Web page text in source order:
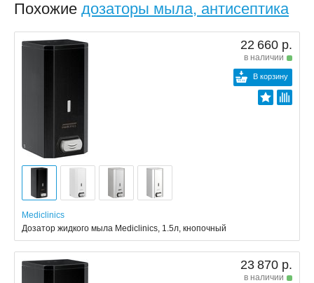
Похожие дозаторы мыла, антисептика
22 660 р.
в наличии
В корзину
Mediclinics
Дозатор жидкого мыла Mediclinics, 1.5л, кнопочный
23 870 р.
в наличии